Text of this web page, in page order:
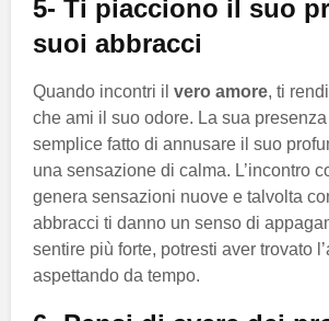
5- Ti piacciono il suo
suoi abbracci
Quando incontri il vero amore, ti
che ami il suo odore. La sua presenza
semplice fatto di annusare il suo
una sensazione di calma. L’incontro
genera sensazioni nuove e talvolta
abbracci ti danno un senso di
sentire più forte, potresti aver trovato
aspettando da tempo.